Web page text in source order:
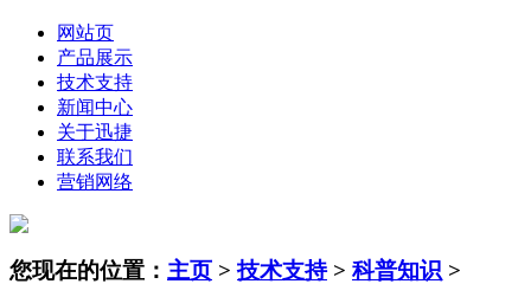
网站页
产品展示
技术支持
新闻中心
关于迅捷
联系我们
营销网络
您现在的位置： 主页 >技术支持> 科普知识 >